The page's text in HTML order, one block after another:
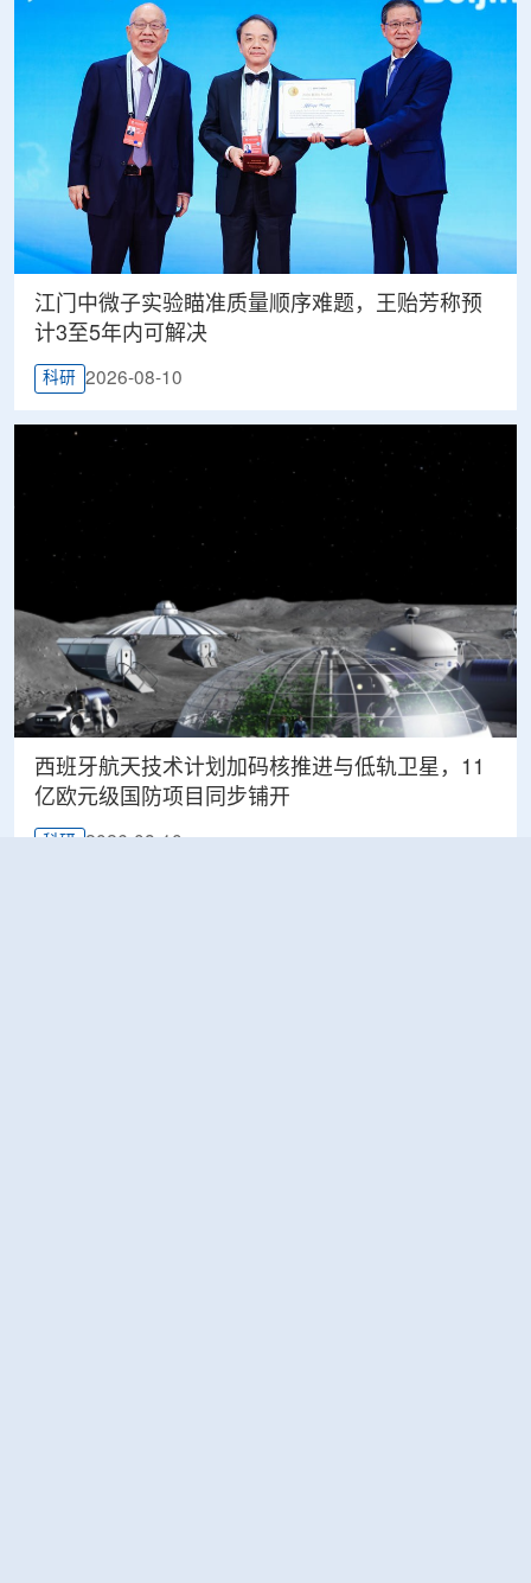
江门中微子实验瞄准质量顺序难题，王贻芳称预
计3至5年内可解决
科研 2026-08-10
西班牙航天技术计划加码核推进与低轨卫星，11
亿欧元级国防项目同步铺开
科研 2026-08-10